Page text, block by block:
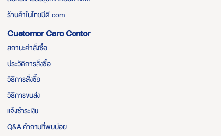
ร้านค้าในไทยมีดี.com
Customer Care Center
สถานะคำสั่งซื้อ
ประวัติการสั่งซื้อ
วิธีการสั่งซื้อ
วิธีการขนส่ง
แจ้งชำระเงิน
Q&A คำถามที่พบบ่อย